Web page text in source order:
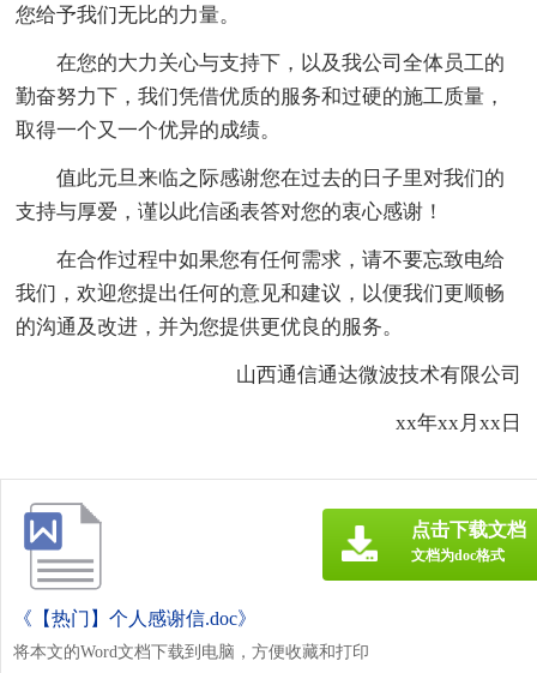
您给予我们无比的力量。
在您的大力关心与支持下，以及我公司全体员工的
勤奋努力下，我们凭借优质的服务和过硬的施工质量，
取得一个又一个优异的成绩。
值此元旦来临之际感谢您在过去的日子里对我们的
支持与厚爱，谨以此信函表答对您的衷心感谢！
在合作过程中如果您有任何需求，请不要忘致电给
我们，欢迎您提出任何的意见和建议，以便我们更顺畅
的沟通及改进，并为您提供更优良的服务。
山西通信通达微波技术有限公司
xx年xx月xx日
《【热门】个人感谢信.doc》
将本文的Word文档下载到电脑，方便收藏和打印
点击下载文档
文档为doc格式